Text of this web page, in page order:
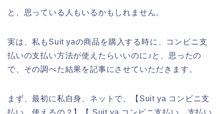
と、思っている人もいるかもしれません。
実は、私もSuit yaの商品を購入する時に、コンビニ支
払いの支払い方法が使えたらいいのに♪と、思ったの
で、その調べた結果を記事にさせていただきます。
まず、最初に私自身、ネットで、【Suit ya コンビニ支
払い 使えるの？】【 Suit ya コンビニ支払い 支払い